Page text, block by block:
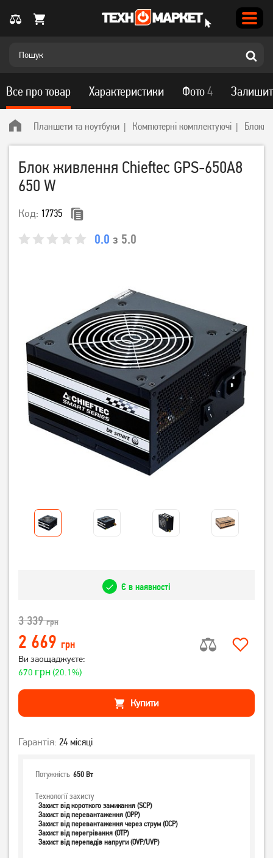
Планшети та ноутбуки Компютерні комплектуючі Блоки
Блок живлення Chieftec GPS-650A8
650 W
Код: 17735
0.0 з 5.0
Все про товар Характеристики Фото4
Є в наявності
3 339грн
2 669 грн
Ви заощаджуєте:
670 грн(20.1%)
Купити
Гарантія: 24 місяці
Потужність 650 Вт
Технології захисту
Захист від короткого замикання (SCP)
Захист від перевантаження (OPP)
Захист від перевантаження через струм (OCP)
Захист від перегрівання (OTP)
Захист від перепадів напруги (OVP/UVP)